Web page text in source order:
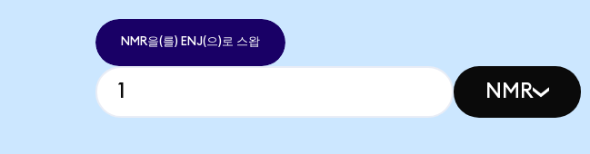
NMR을(를) ENJ(으)로 스왑
NMR